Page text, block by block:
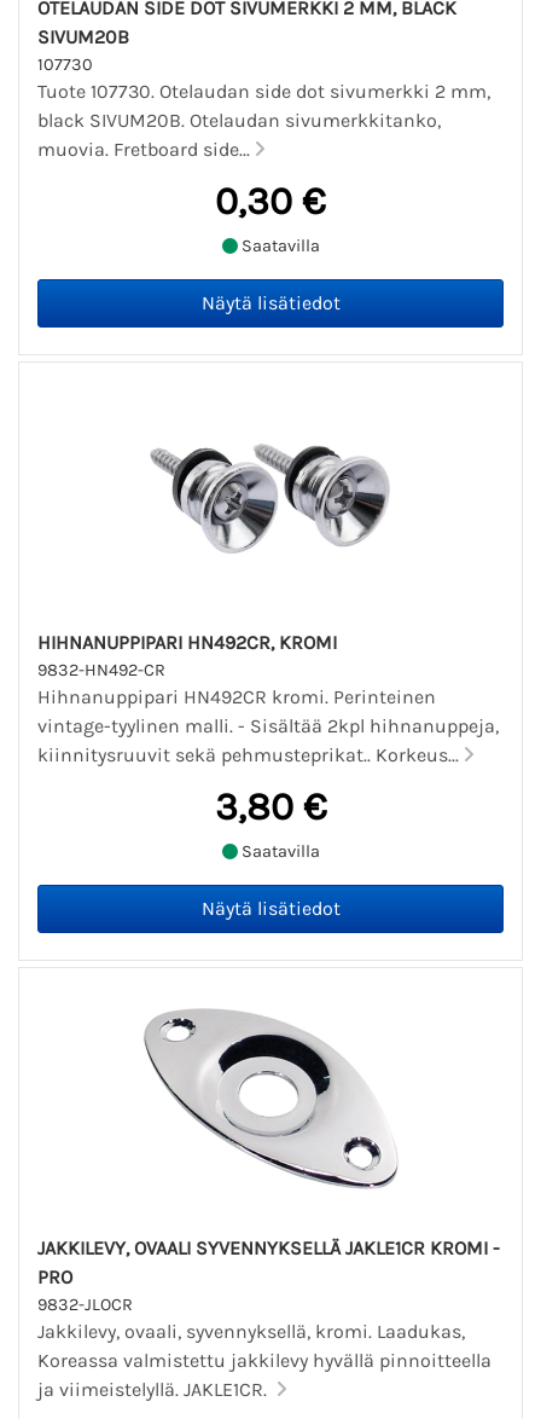
OTELAUDAN SIDE DOT SIVUMERKKI 2 MM, BLACK
SIVUM20B
107730
Tuote 107730. Otelaudan side dot sivumerkki 2 mm,
black SIVUM20B. Otelaudan sivumerkkitanko,
muovia. Fretboard side...
0,30 €
Saatavilla
HIHNANUPPIPARI HN492CR, KROMI
9832-HN492-CR
Hihnanuppipari HN492CR kromi. Perinteinen
vintage-tyylinen malli. - Sisältää 2kpl hihnanuppeja,
kiinnitysruuvit sekä pehmusteprikat.. Korkeus...
3,80 €
Saatavilla
JAKKILEVY, OVAALI SYVENNYKSELLÄ JAKLE1CR KROMI -
PRO
9832-JLOCR
Jakkilevy, ovaali, syvennyksellä, kromi. Laadukas,
Koreassa valmistettu jakkilevy hyvällä pinnoitteella
ja viimeistelyllä. JAKLE1CR.